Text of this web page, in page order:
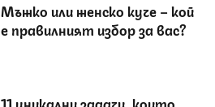
Мъжко или женско куче – кой
е правилният избор за вас?